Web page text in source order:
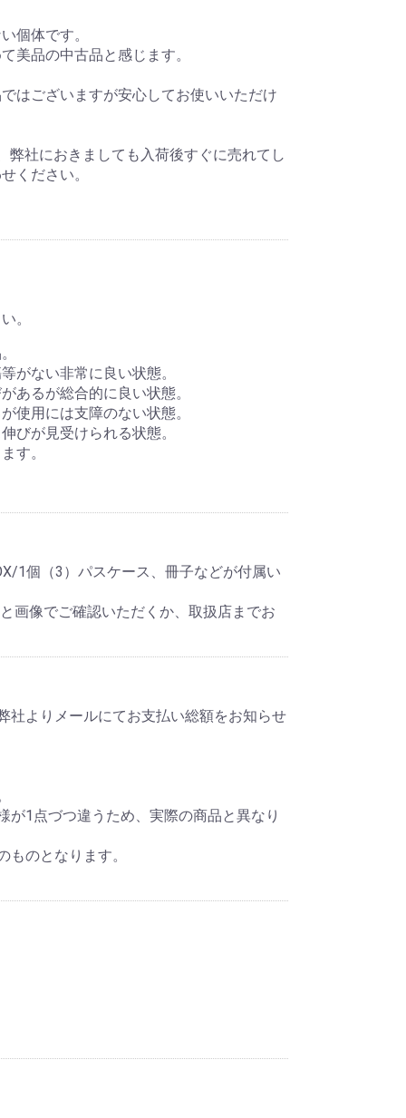
個体です。
美品の中古品と感じます。
はございますが安心してお使いいただけ
社におきましても入荷後すぐに売れてし
ください。
。
がない非常に良い状態。
あるが総合的に良い状態。
使用には支障のない状態。
びが見受けられる状態。
す。
1個（3）パスケース、冊子などが付属い
画像でご確認いただくか、取扱店までお
社よりメールにてお支払い総額をお知らせ
1点づつ違うため、実際の商品と異なり
のとなります。